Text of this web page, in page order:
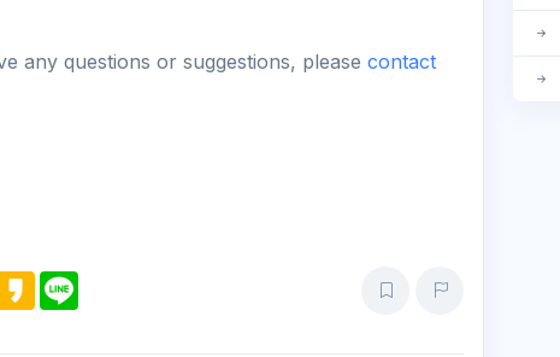
any questions or suggestions, please contact
K
a